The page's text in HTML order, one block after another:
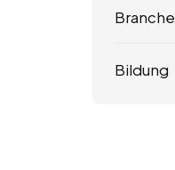
Branche
Bildung